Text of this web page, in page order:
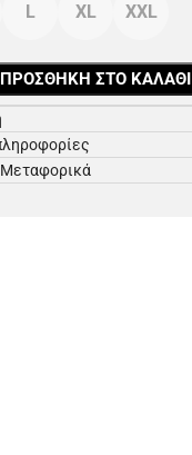
L XL XXL
ΠΡΟΣΘΉΚΗ ΣΤΟ ΚΑΛΆΘΙ